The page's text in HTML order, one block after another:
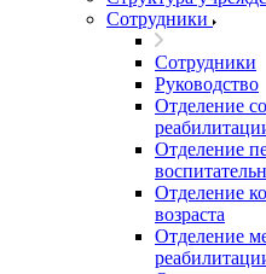
Сотрудники
Сотрудники
Руководство
Отделение
Отделение
Отделение
возраста
Отделение